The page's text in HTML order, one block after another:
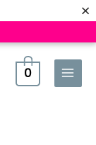
×
0